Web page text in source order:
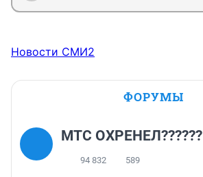
Новости СМИ2
ФОРУМЫ
МТС ОХРЕНЕЛ??????
94 832 589